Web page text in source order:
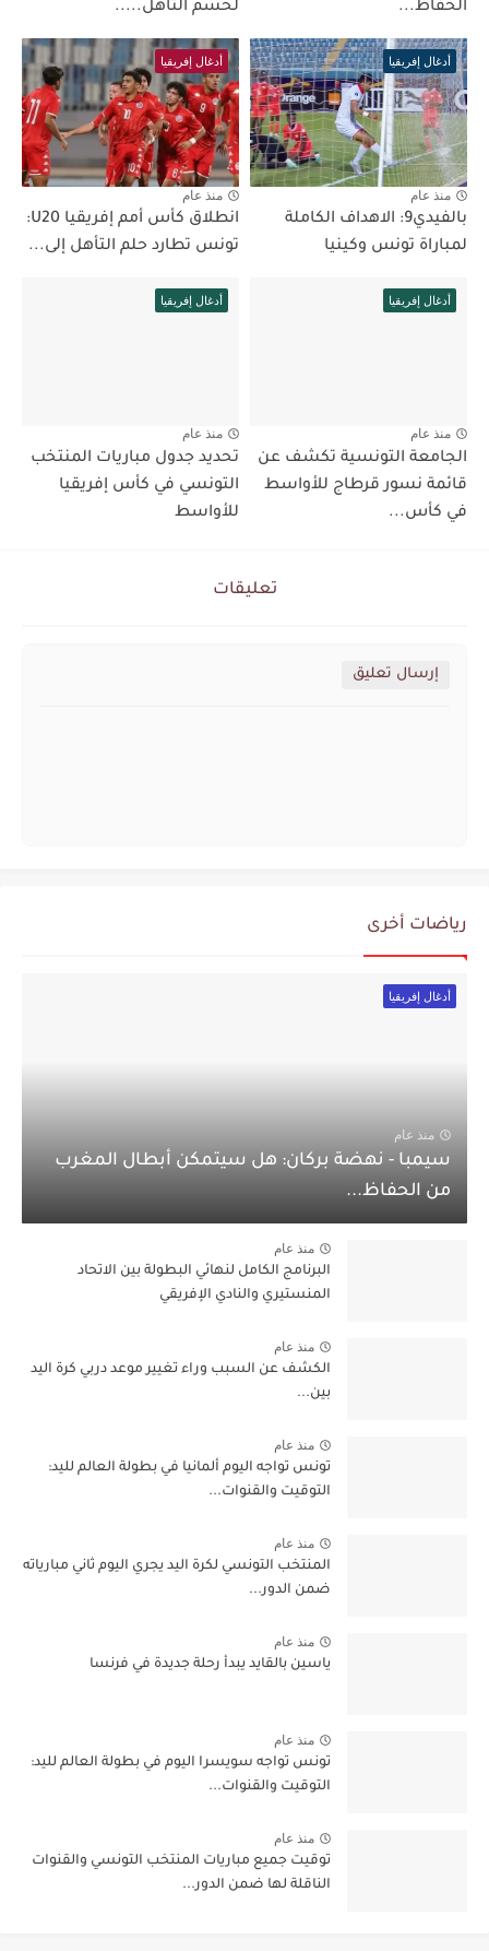
الحفاظ...
لحسم التأهل.....
أدغال إفريقيا
منذ عام
بالفيدي9: الاهداف الكاملة
لمباراة تونس وكينيا
أدغال إفريقيا
منذ عام
انطلاق كأس أمم إفريقيا U20:
تونس تطارد حلم التأهل إلى...
أدغال إفريقيا
منذ عام
الجامعة التونسية تكشف عن
قائمة نسور قرطاج للأواسط
في كأس...
أدغال إفريقيا
منذ عام
تحديد جدول مباريات المنتخب
التونسي في كأس إفريقيا
للأواسط
تعليقات
إرسال تعليق
رياضات أخرى
أدغال إفريقيا
منذ عام
سيمبا - نهضة بركان: هل سيتمكن أبطال المغرب
من الحفاظ...
منذ عام
البرنامج الكامل لنهائي البطولة بين الاتحاد
المنستيري والنادي الإفريقي
منذ عام
الكشف عن السبب وراء تغيير موعد دربي كرة اليد
بين...
منذ عام
تونس تواجه اليوم ألمانيا في بطولة العالم لليد:
التوقيت والقنوات...
منذ عام
المنتخب التونسي لكرة اليد يجري اليوم ثاني مبارياته
ضمن الدور...
منذ عام
ياسين بالقايد يبدأ رحلة جديدة في فرنسا
منذ عام
تونس تواجه سويسرا اليوم في بطولة العالم لليد:
التوقيت والقنوات...
منذ عام
توقيت جميع مباريات المنتخب التونسي والقنوات
الناقلة لها ضمن الدور...